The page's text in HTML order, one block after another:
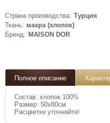
Страна производства: Турция
Ткань: махра (хлопок)
Бренд: MAISON DOR
Полное описание
Состав: хлопок 100%
Размер: 50x80см
Расцветки уточняйте!